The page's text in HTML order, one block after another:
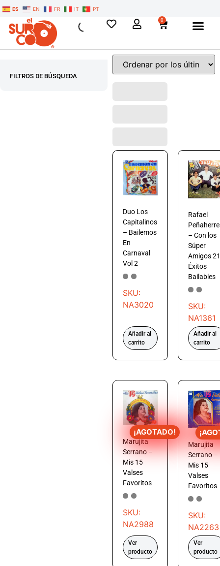
ES EN FR IT PT
0
FILTROS DE BÚSQUEDA
Duo Los
Capitalinos
– Bailemos
En
Carnaval
Vol 2
SKU:
NA3020
Añadir al
carrito
Rafael
– Con los
Súper
Amigos 21
Éxitos
Bailables
SKU:
NA1361
Añadir al
carrito
¡AGOTADO!
Marujita
Serrano –
Mis 15
Valses
Favoritos
SKU:
NA2988
Ver
producto
Marujita
Serrano –
Mis 15
Valses
Favoritos
SKU:
NA2263
Ver
producto